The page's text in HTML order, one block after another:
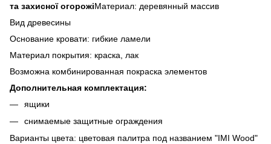
та захисної огорожіМатериал: деревянный массив
Вид древесины
Основание кровати: гибкие ламели
Материал покрытия: краска, лак
Возможна комбинированная покраска элементов
Дополнительная комплектация:
ящики
снимаемые защитные ограждения
Варианты цвета: цветовая палитра под названием "IMI Wood"